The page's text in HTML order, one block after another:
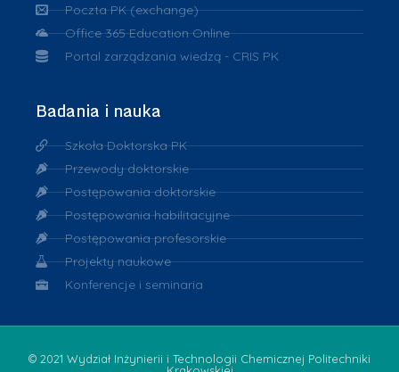
Poczta PK (exchange)
Office 365 Education Online
Portal zarządzania wiedzą - CRIS PK
Badania i nauka
Szkoła Doktorska PK
Przewody doktorskie
Postępowania doktorskie
Postępowania habilitacyjne
Postępowania profesorskie
Projekty naukowe
Konferencje i seminaria
© 2021 Wydział Inżynierii i Technologii Chemicznej Politechniki